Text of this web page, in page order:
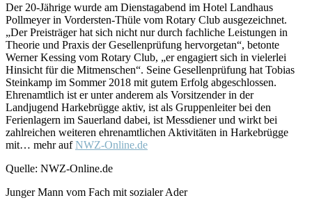
Der 20-Jährige wurde am Dienstagabend im Hotel Landhaus
Pollmeyer in Vordersten-Thüle vom Rotary Club ausgezeichnet.
„Der Preisträger hat sich nicht nur durch fachliche Leistungen in
Theorie und Praxis der Gesellenprüfung hervorgetan“, betonte
Werner Kessing vom Rotary Club, „er engagiert sich in vielerlei
Hinsicht für die Mitmenschen“. Seine Gesellenprüfung hat Tobias
Steinkamp im Sommer 2018 mit gutem Erfolg abgeschlossen.
Ehrenamtlich ist er unter anderem als Vorsitzender in der
Landjugend Harkebrügge aktiv, ist als Gruppenleiter bei den
Ferienlagern im Sauerland dabei, ist Messdiener und wirkt bei
zahlreichen weiteren ehrenamtlichen Aktivitäten in Harkebrügge
mit… mehr aufNWZ-Online.de
Quelle: NWZ-Online.de
Junger Mann vom Fach mit sozialer Ader